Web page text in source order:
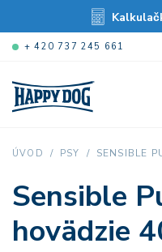
+ 420 737 245 661
ÚVOD PSY SENSIBLE
Sensible
hovädzie